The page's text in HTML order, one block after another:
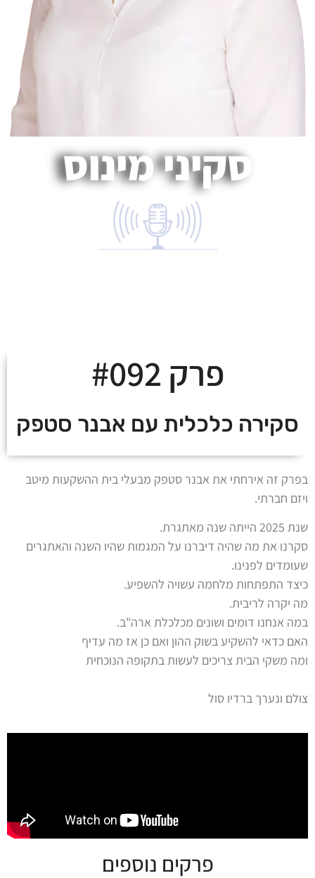
סקיני מינוס
פרק #092
סקירה כלכלית עם אבנר סטפק
בפרק זה אירחתי את אבנר סטפק מבעלי בית ההשקעות מיטב
ויזם חברתי.
שנת 2025 הייתה שנה מאתגרת.
סקרנו את מה שהיה דיברנו על המגמות שהיו השנה והאתגרים
שעומדים לפנינו.
כיצד התפתחות מלחמה עשויה להשפיע.
מה יקרה לריבית.
במה אנחנו דומים ושונים מכלכלת ארה"ב.
האם כדאי להשקיע בשוק ההון ואם כן אז מה עדיף
ומה משקי הבית צריכים לעשות בתקופה הנוכחית
צולם ונערך ברדיו סול
פרקים נוספים